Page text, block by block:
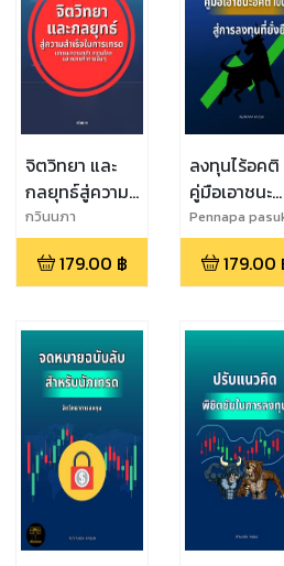
จิตวิทยา และ
กลยุทธ์สู่ความ
สำเร็จในการ
เทรด :เอาชนะ
ความกลัว ความ
ท้าทายอื่นๆ
กวินนภา
179.00 ฿
ลงทุนไร้อคติ
คู่มือเอาชนะ
อคติ 100 ข้อ
การลงทุนที่
ยั่งยืน
Pennapa
179.00